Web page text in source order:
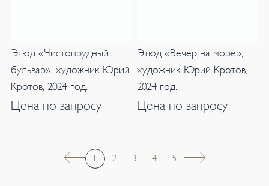
Этюд «Чистопрудный
бульвар», художник Юрий
Кротов, 2024 год.
Цена по запросу
Этюд «Вечер на море»,
художник Юрий Кротов,
2024 год.
Цена по запросу
2 3 4 5